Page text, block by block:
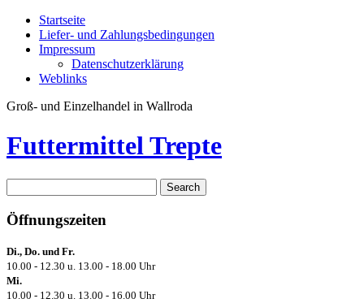
Startseite
Liefer- und Zahlungsbedingungen
Impressum
Datenschutzerklärung
Weblinks
Groß- und Einzelhandel in Wallroda
Futtermittel Trepte
Öffnungszeiten
Di., Do. und Fr.
10.00 - 12.30 u. 13.00 - 18.00 Uhr
Mi.
10.00 - 12.30 u. 13.00 - 16.00 Uhr